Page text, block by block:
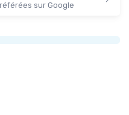
sur Google